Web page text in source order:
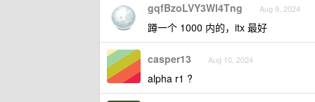
gqfBzoLVY3Wl4Tng Aug 9, 2024
蹲一个 1000 内的，itx 最好
casper13 Aug 10, 2024
alpha r1 ?